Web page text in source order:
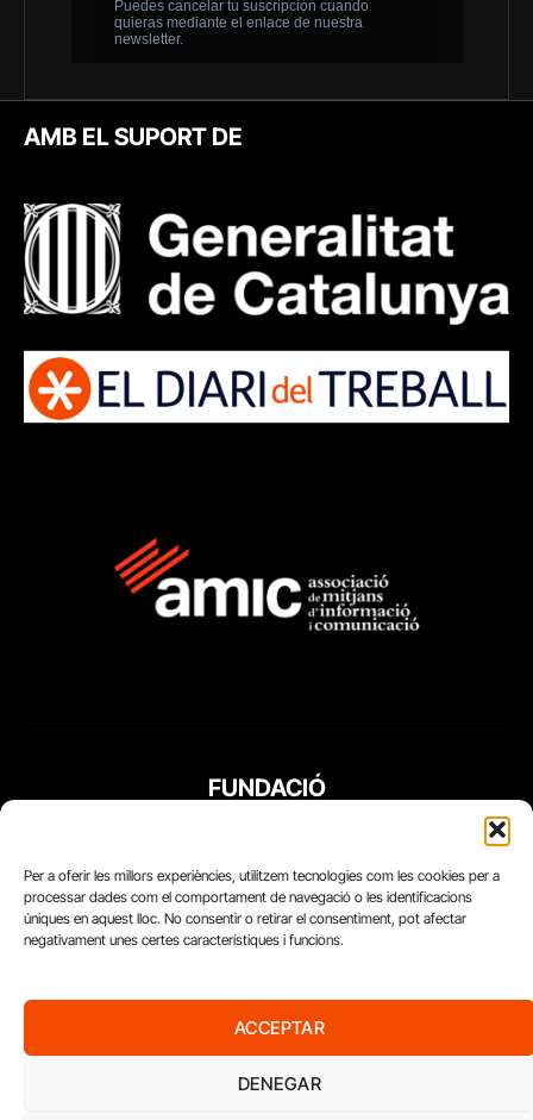
Per a oferir les millors experiències, utilitzem tecnologies com les cookies per a
processar dades com el comportament de navegació o les identificacions
úniques en aquest lloc. No consentir o retirar el consentiment, pot afectar
negativament unes certes característiques i funcions.
ACCEPTAR
DENEGAR
AMB EL SUPORT DE
FUNDACIÓ